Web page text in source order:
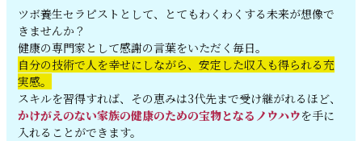
ツボ養生セラピストとして、とてもわくわくする未来が想像で
きませんか？
健康の専門家として感謝の言葉をいただく毎日。
自分の技術で人を幸せにしながら、安定した収入も得られる充
実感。
スキルを習得すれば、その恵みは3代先まで受け継がれるほど、
かけがえのない家族の健康のための宝物となるノウハウを手に
入れることができます。